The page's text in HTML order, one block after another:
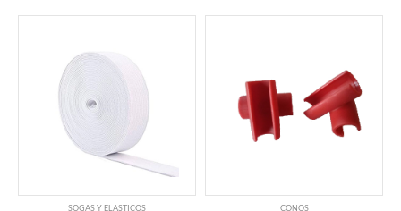
SOGAS Y ELASTICOS CONOS